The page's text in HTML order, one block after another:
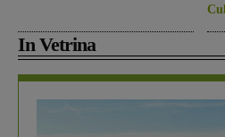
In Vetrina